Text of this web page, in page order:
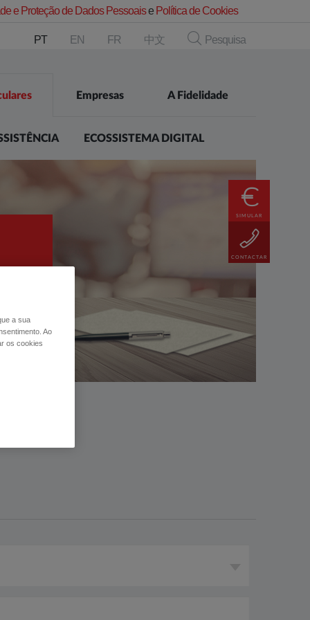
e Proteção de Dados Pessoaise Política de Cookies
PT EN FR 中文 Pesquisa
Empresas A Fidelidade
ECOSSISTEMA DIGITAL
SIMULAR
CONTACTAR
a sua
Ao
os cookies